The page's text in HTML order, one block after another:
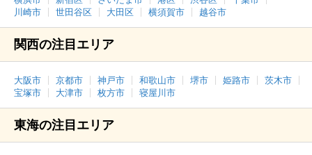
川崎市
世田谷区 大田区 横須賀市 越谷市
関西の注目エリア
大阪市 京都市 神戸市 和歌山市 堺市 姫路市
茨木市
宝塚市
大津市 枚方市 寝屋川市
東海の注目エリア